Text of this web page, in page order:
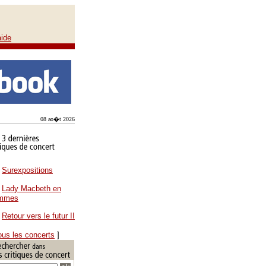
08 ao�t 2026
Surexpositions
Lady Macbeth en
Retour vers le futur II
les concerts ]